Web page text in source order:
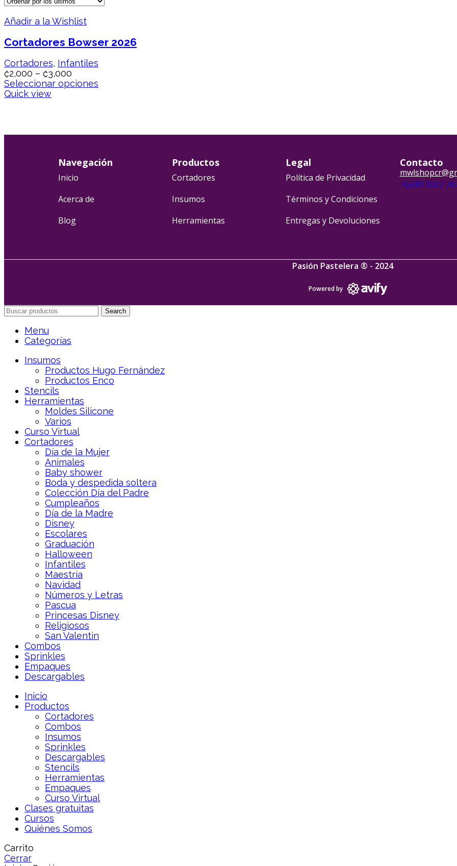
Añadir a la Wishlist
Cortadores Bowser 2026
Cortadores, Infantiles
₡2,000 – ₡3,000
Seleccionar opciones
Quick view
Navegación
Inicio
Acerca de
Blog
Productos
Cortadores
Insumos
Herramientas
Legal
Política de Privacidad
Términos y Condiciones
Entregas y Devoluciones
Contacto
+(506) 6107
Pasión Pastelera ® - 2024
Powered by
Search
Menu
Categorías
Insumos
Productos Hugo Fernández
Productos Enco
Stencils
Herramientas
Moldes Silicone
Varios
Curso Virtual
Cortadores
Día de la Mujer
Animales
Baby shower
Boda y despedida soltera
Colección Día del Padre
Cumpleaños
Día de la Madre
Disney
Escolares
Graduación
Halloween
Infantiles
Maestría
Navidad
Números y Letras
Pascua
Princesas Disney
Religiosos
San Valentin
Combos
Sprinkles
Empaques
Descargables
Inicio
Productos
Cortadores
Combos
Insumos
Sprinkles
Descargables
Stencils
Herramientas
Empaques
Curso Virtual
Clases gratuitas
Cursos
Quiénes Somos
Carrito
Cerrar